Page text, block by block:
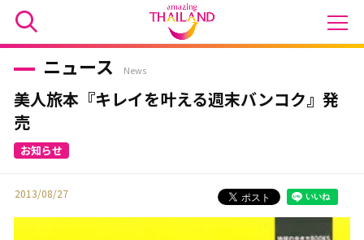
ニュース News
美人旅本『キレイを叶える週末バンコク』発
売
2013/08/27